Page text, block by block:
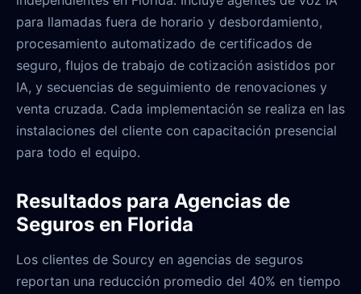
para llamadas fuera de horario y desbordamiento,
procesamiento automatizado de certificados de
seguro, flujos de trabajo de cotización asistidos por
IA, y secuencias de seguimiento de renovaciones y
venta cruzada. Cada implementación se realiza en las
instalaciones del cliente con capacitación presencial
para todo el equipo.
Resultados para Agencias de
Seguros en Florida
Los clientes de Sourcy en agencias de seguros
reportan una reducción promedio del 40% en tiempo